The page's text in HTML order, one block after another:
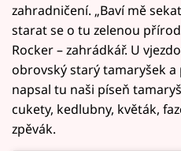
zahradničení. „Baví mě
starat se o tu zelenou
Rocker – zahrádkář. U
obrovský starý tamaryšek
napsal tu naši píseň
cukety, kedlubny, květák,
zpěvák.